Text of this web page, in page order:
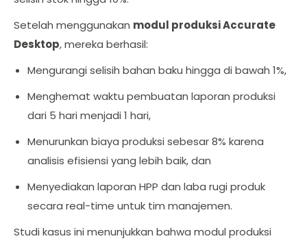
Setelah menggunakan modul produksi Accurate
Desktop, mereka berhasil:
Mengurangi selisih bahan baku hingga di bawah 1%,
Menghemat waktu pembuatan laporan produksi
dari 5 hari menjadi 1 hari,
Menurunkan biaya produksi sebesar 8% karena
analisis efisiensi yang lebih baik, dan
Menyediakan laporan HPP dan laba rugi produk
secara real-time untuk tim manajemen.
Studi kasus ini menunjukkan bahwa modul produksi